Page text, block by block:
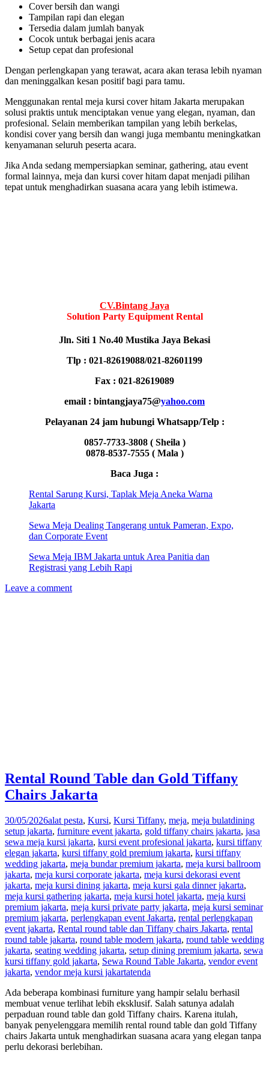
Cover bersih dan wangi
Tampilan rapi dan elegan
Tersedia dalam jumlah banyak
Cocok untuk berbagai jenis acara
Setup cepat dan profesional
Dengan perlengkapan yang terawat, acara akan terasa lebih nyaman
dan meninggalkan kesan positif bagi para tamu.
Menggunakan rental meja kursi cover hitam Jakarta merupakan
solusi praktis untuk menciptakan venue yang elegan, nyaman, dan
profesional. Selain memberikan tampilan yang lebih berkelas,
kondisi cover yang bersih dan wangi juga membantu meningkatkan
kenyamanan seluruh peserta acara.
Jika Anda sedang mempersiapkan seminar, gathering, atau event
formal lainnya, meja dan kursi cover hitam dapat menjadi pilihan
tepat untuk menghadirkan suasana acara yang lebih istimewa.
CV.Bintang Jaya
Solution Party Equipment Rental
Jln. Siti 1 No.40 Mustika Jaya Bekasi
Tlp : 021-82619088/021-82601199
Fax : 021-82619089
email : bintangjaya75@yahoo.com
Pelayanan 24 jam hubungi Whatsapp/Telp :
0857-7733-3808 ( Sheila )
0878-8537-7555 ( Mala )
Baca Juga :
Rental Sarung Kursi, Taplak Meja Aneka Warna
Jakarta
Sewa Meja Dealing Tangerang untuk Pameran, Expo,
dan Corporate Event
Sewa Meja IBM Jakarta untuk Area Panitia dan
Registrasi yang Lebih Rapi
Leave a comment
Rental Round Table dan Gold Tiffany
Chairs Jakarta
30/05/2026alat pesta, Kursi, Kursi Tiffany, meja, meja bulatdining
setup jakarta, furniture event jakarta, gold tiffany chairs jakarta, jasa
sewa meja kursi jakarta, kursi event profesional jakarta, kursi tiffany
elegan jakarta, kursi tiffany gold premium jakarta, kursi tiffany
wedding jakarta, meja bundar premium jakarta, meja kursi ballroom
jakarta, meja kursi corporate jakarta, meja kursi dekorasi event
jakarta, meja kursi dining jakarta, meja kursi gala dinner jakarta,
meja kursi gathering jakarta, meja kursi hotel jakarta, meja kursi
premium jakarta, meja kursi private party jakarta, meja kursi seminar
premium jakarta, perlengkapan event Jakarta, rental perlengkapan
event jakarta, Rental round table dan Tiffany chairs Jakarta, rental
round table jakarta, round table modern jakarta, round table wedding
jakarta, seating wedding jakarta, setup dining premium jakarta, sewa
kursi tiffany gold jakarta, Sewa Round Table Jakarta, vendor event
jakarta, vendor meja kursi jakartatenda
Ada beberapa kombinasi furniture yang hampir selalu berhasil
membuat venue terlihat lebih eksklusif. Salah satunya adalah
perpaduan round table dan gold Tiffany chairs. Karena itulah,
banyak penyelenggara memilih rental round table dan gold Tiffany
chairs Jakarta untuk menghadirkan suasana acara yang elegan tanpa
perlu dekorasi berlebihan.